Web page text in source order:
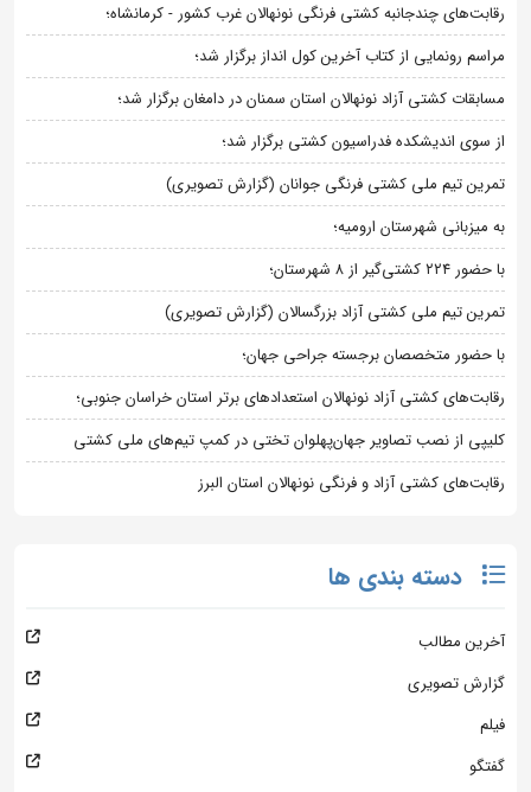
رقابت‌های چندجانبه کشتی فرنگی نونهالان غرب کشور - کرمانشاه؛
مراسم رونمایی از کتاب آخرین کول انداز برگزار شد؛
مسابقات کشتی آزاد نونهالان استان سمنان در دامغان برگزار شد؛
از سوی اندیشکده فدراسیون کشتی برگزار شد؛
تمرین تیم ملی کشتی فرنگی جوانان (گزارش تصویری)
به میزبانی شهرستان ارومیه؛
با حضور ۲۲۴ کشتی‌گیر از ۸ شهرستان؛
تمرین تیم ملی کشتی آزاد بزرگسالان (گزارش تصویری)
با حضور متخصصان برجسته جراحی جهان؛
رقابت‌های کشتی آزاد نونهالان استعدادهای برتر استان خراسان جنوبی؛
کلیپی از نصب تصاویر جهان‌پهلوان تختی در کمپ تیم‌های ملی کشتی
رقابت‌های کشتی آزاد و فرنگی نونهالان استان البرز
دسته بندی ها
آخرین مطالب
گزارش تصویری
فیلم
گفتگو